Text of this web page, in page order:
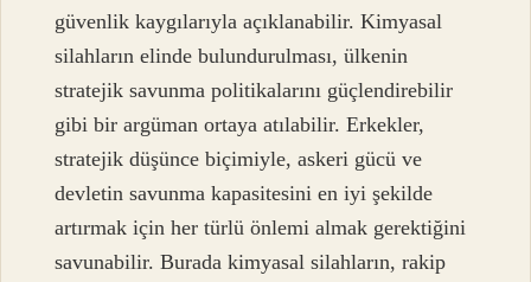
güvenlik kaygılarıyla açıklanabilir. Kimyasal
silahların elinde bulundurulması, ülkenin
stratejik savunma politikalarını güçlendirebilir
gibi bir argüman ortaya atılabilir. Erkekler,
stratejik düşünce biçimiyle, askeri gücü ve
devletin savunma kapasitesini en iyi şekilde
artırmak için her türlü önlemi almak gerektiğini
savunabilir. Burada kimyasal silahların, rakip